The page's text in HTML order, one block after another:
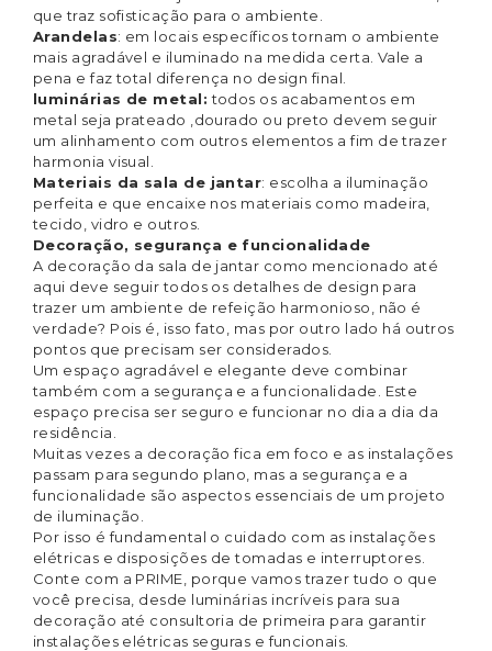
que traz sofisticação para o ambiente.
Arandelas: em locais específicos tornam o ambiente
mais agradável e iluminado na medida certa. Vale a
pena e faz total diferença no design final.
luminárias de metal: todos os acabamentos em
metal seja prateado ,dourado ou preto devem seguir
um alinhamento com outros elementos a fim de trazer
harmonia visual.
Materiais da sala de jantar: escolha a iluminação
perfeita e que encaixe nos materiais como madeira,
tecido, vidro e outros.
Decoração, segurança e funcionalidade
A decoração da sala de jantar como mencionado até
aqui deve seguir todos os detalhes de design para
trazer um ambiente de refeição harmonioso, não é
verdade? Pois é, isso fato, mas por outro lado há outros
pontos que precisam ser considerados.
Um espaço agradável e elegante deve combinar
também com a segurança e a funcionalidade. Este
espaço precisa ser seguro e funcionar no dia a dia da
residência.
Muitas vezes a decoração fica em foco e as instalações
passam para segundo plano, mas a segurança e a
funcionalidade são aspectos essenciais de um projeto
de iluminação.
Por isso é fundamental o cuidado com as instalações
elétricas e disposições de tomadas e interruptores.
Conte com a PRIME, porque vamos trazer tudo o que
você precisa, desde luminárias incríveis para sua
decoração até consultoria de primeira para garantir
instalações elétricas seguras e funcionais.